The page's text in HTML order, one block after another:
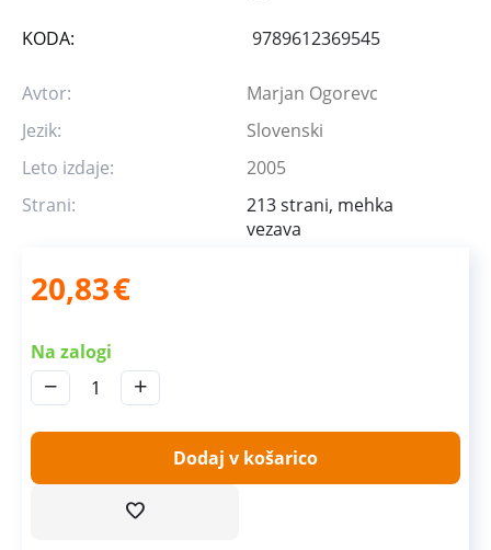
KODA: 9789612369545
Avtor:
Marjan Ogorevc
Jezik:
Slovenski
Leto izdaje:
2005
Strani:
213 strani, mehka
vezava
20,83€
Na zalogi
+
−
Dodaj v košarico